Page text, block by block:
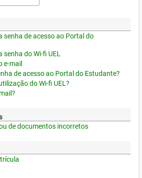
senha de acesso ao Portal do
do Wi-fi UEL
e-mail
de acesso ao Portal do Estudante?
do Wi-fi UEL?
de documentos incorretos